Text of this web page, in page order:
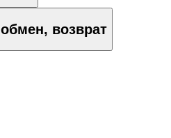
обмен, возврат